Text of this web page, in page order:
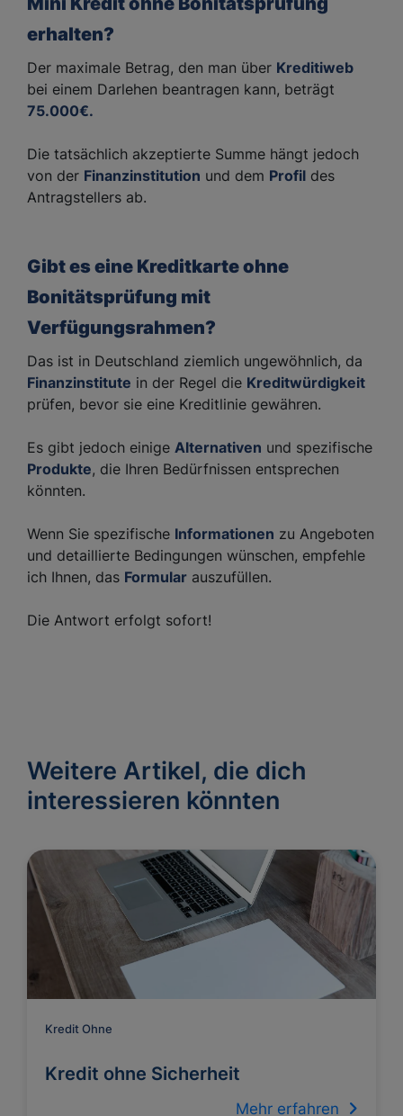
erhalten?
Der maximale Betrag, den man über Kreditiweb
bei einem Darlehen beantragen kann, beträgt
75.000€.
Die tatsächlich akzeptierte Summe hängt jedoch
von der Finanzinstitution und dem Profil des
Antragstellers ab.
Gibt es eine Kreditkarte ohne
Bonitätsprüfung mit
Verfügungsrahmen?
Das ist in Deutschland ziemlich ungewöhnlich, da
Finanzinstitute in der Regel die Kreditwürdigkeit
prüfen, bevor sie eine Kreditlinie gewähren.
Es gibt jedoch einige Alternativen und spezifische
Produkte, die Ihren Bedürfnissen entsprechen
könnten.
Wenn Sie spezifische Informationen zu Angeboten
und detaillierte Bedingungen wünschen, empfehle
ich Ihnen, das Formular auszufüllen.
Die Antwort erfolgt sofort!
Weitere Artikel, die dich
interessieren könnten
Kredit Ohne
Kredit ohne Sicherheit
Mehr erfahren